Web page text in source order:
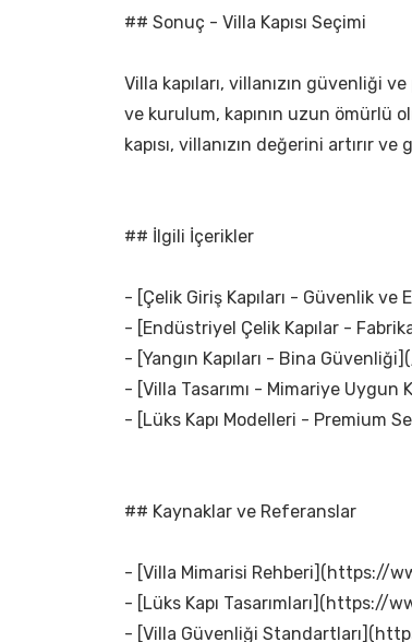
## Sonuç - Villa Kapısı Seçimi
Villa kapıları, villanızın güvenliği
ve kurulum, kapının uzun ömürlü
kapısı, villanızın değerini artırır
## İlgili İçerikler
- [Çelik Giriş Kapıları - Güvenlik ve
- [Endüstriyel Çelik Kapılar -
- [Yangın Kapıları - Bina
- [Villa Tasarımı - Mimariye Uygun
- [Lüks Kapı Modelleri - Premium
## Kaynaklar ve Referanslar
- [Villa Mimarisi Rehberi](https://
- [Lüks Kapı Tasarımları](https://
- [Villa Güvenliği